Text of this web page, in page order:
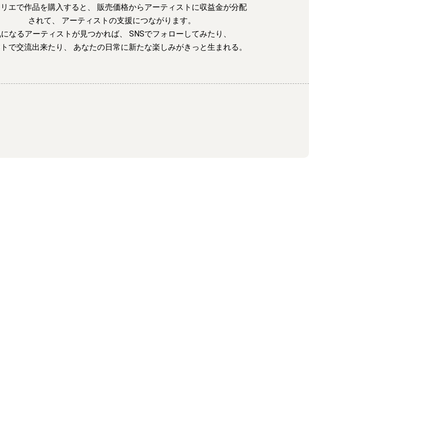
エで作品を購入すると、
販売価格からアーティストに収益金が分配
されて、
アーティストの支援につながります。
なるアーティストが見つかれば、
SNSでフォローしてみたり、
で交流出来たり、
あなたの日常に新たな楽しみがきっと生まれる。